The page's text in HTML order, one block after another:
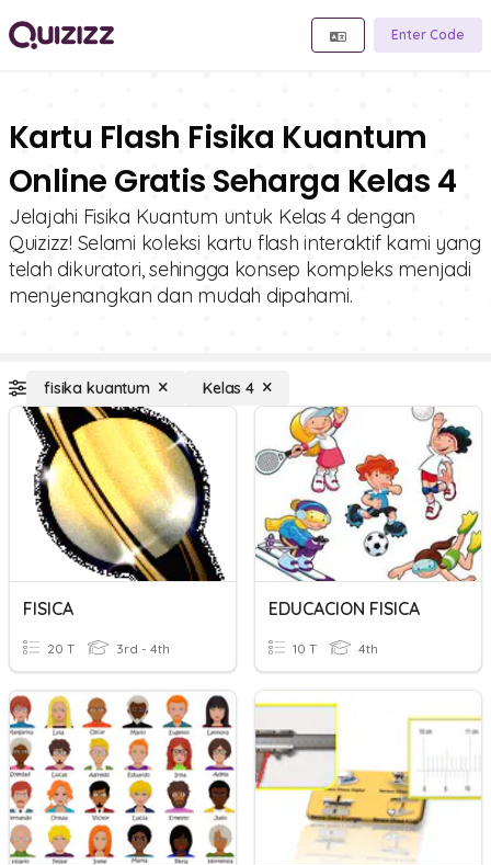
Enter Code
Kartu Flash Fisika Kuantum
Online Gratis Seharga Kelas 4
Jelajahi Fisika Kuantum untuk Kelas 4 dengan
Quizizz! Selami koleksi kartu flash interaktif kami yang
telah dikuratori, sehingga konsep kompleks menjadi
menyenangkan dan mudah dipahami.
fisika kuantum Kelas 4
FISICA
20 T 3rd - 4th
EDUCACION FISICA
10 T 4th